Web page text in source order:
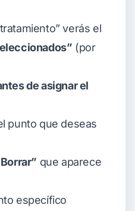
verás el
(por
de asignar el
punto que deseas
que aparece
específico